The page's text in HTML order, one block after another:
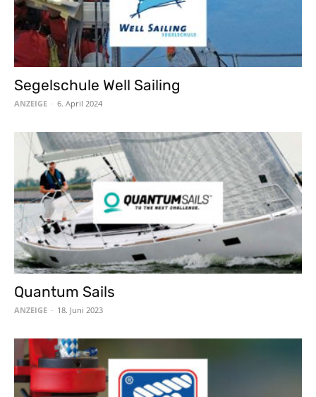
Segelschule Well Sailing
ANZEIGE - 6. April 2024
Quantum Sails
ANZEIGE - 18. Juni 2023